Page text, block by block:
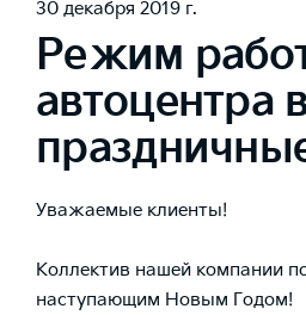
30 декабря 2019 г.
Режим
автоцентра
Уважаемые клиенты!
Коллектив нашей компании
наступающим Новым Годом!